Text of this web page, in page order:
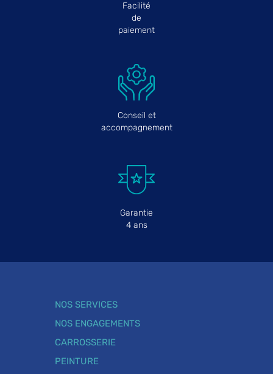
Facilité
de
paiement
Conseil et
accompagnement
Garantie
4 ans
NOS SERVICES
NOS ENGAGEMENTS
CARROSSERIE
PEINTURE